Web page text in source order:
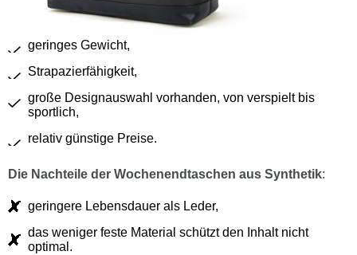
geringes Gewicht,
Strapazierfähigkeit,
große Designauswahl vorhanden, von verspielt bis
sportlich,
relativ günstige Preise.
Die Nachteile der Wochenendtaschen aus Synthetik:
geringere Lebensdauer als Leder,
das weniger feste Material schützt den Inhalt nicht
optimal.